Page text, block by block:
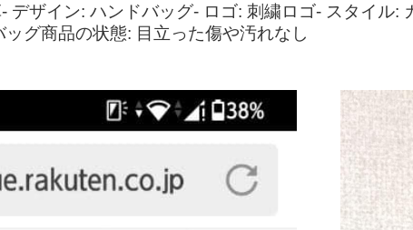
デザイン: ハンドバッグ- ロゴ: 刺繍ロゴ- スタイル
グ商品の状態: 目立った傷や汚れなし